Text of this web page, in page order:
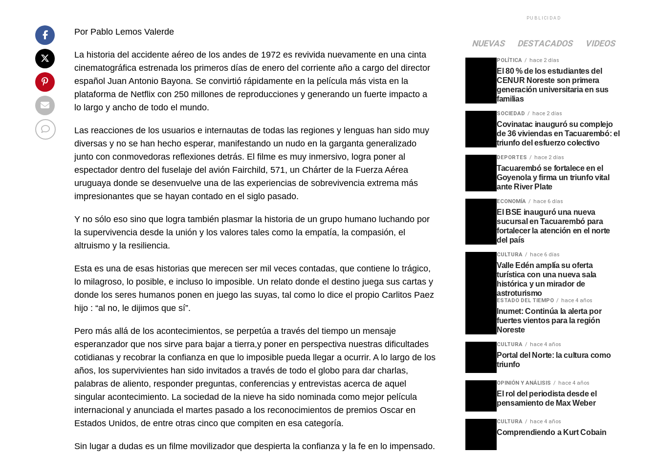
Por Pablo Lemos Valerde
La historia del accidente aéreo de los andes de 1972 es revivida nuevamente en una cinta
cinematográfica estrenada los primeros días de enero del corriente año a cargo del director
español Juan Antonio Bayona. Se convirtió rápidamente en la película más vista en la
plataforma de Netflix con 250 millones de reproducciones y generando un fuerte impacto a
lo largo y ancho de todo el mundo.
Las reacciones de los usuarios e internautas de todas las regiones y lenguas han sido muy
diversas y no se han hecho esperar, manifestando un nudo en la garganta generalizado
junto con conmovedoras reflexiones detrás. El filme es muy inmersivo, logra poner al
espectador dentro del fuselaje del avión Fairchild, 571, un Chárter de la Fuerza Aérea
uruguaya donde se desenvuelve una de las experiencias de sobrevivencia extrema más
impresionantes que se hayan contado en el siglo pasado.
Y no sólo eso sino que logra también plasmar la historia de un grupo humano luchando por
la supervivencia desde la unión y los valores tales como la empatía, la compasión, el
altruismo y la resiliencia.
Esta es una de esas historias que merecen ser mil veces contadas, que contiene lo trágico,
lo milagroso, lo posible, e incluso lo imposible. Un relato donde el destino juega sus cartas y
donde los seres humanos ponen en juego las suyas, tal como lo dice el propio Carlitos Paez
hijo : “al no, le dijimos que sí”.
Pero más allá de los acontecimientos, se perpetúa a través del tiempo un mensaje
esperanzador que nos sirve para bajar a tierra,y poner en perspectiva nuestras dificultades
cotidianas y recobrar la confianza en que lo imposible pueda llegar a ocurrir. A lo largo de los
años, los supervivientes han sido invitados a través de todo el globo para dar charlas,
palabras de aliento, responder preguntas, conferencias y entrevistas acerca de aquel
singular acontecimiento. La sociedad de la nieve ha sido nominada como mejor película
internacional y anunciada el martes pasado a los reconocimientos de premios Oscar en
Estados Unidos, de entre otras cinco que compiten en esa categoría.
Sin lugar a dudas es un filme movilizador que despierta la confianza y la fe en lo impensado.
PUBLICIDAD
NUEVAS DESTACADOS VIDEOS
POLÍTICA hace 2 días
El 80 % de los estudiantes del
CENUR Noreste son primera
generación universitaria en sus
familias
SOCIEDAD hace 2 días
Covinatac inauguró su complejo
de 36 viviendas en Tacuarembó: el
triunfo del esfuerzo colectivo
DEPORTES hace 2 días
Tacuarembó se fortalece en el
Goyenola y firma un triunfo vital
ante River Plate
ECONOMÍA hace 6 días
El BSE inauguró una nueva
sucursal en Tacuarembó para
fortalecer la atención en el norte
del país
CULTURA hace 6 días
Valle Edén amplía su oferta
turística con una nueva sala
histórica y un mirador de
astroturismo
ESTADO DEL TIEMPO hace 4 años
Inumet: Continúa la alerta por
fuertes vientos para la región
Noreste
CULTURA hace 4 años
Portal del Norte: la cultura como
triunfo
OPINIÓN Y ANÁLISIS hace 4 años
El rol del periodista desde el
pensamiento de Max Weber
CULTURA hace 4 años
Comprendiendo a Kurt Cobain